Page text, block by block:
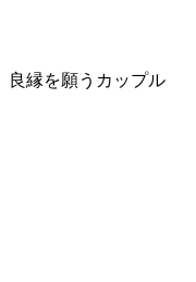
良縁を願うカップル